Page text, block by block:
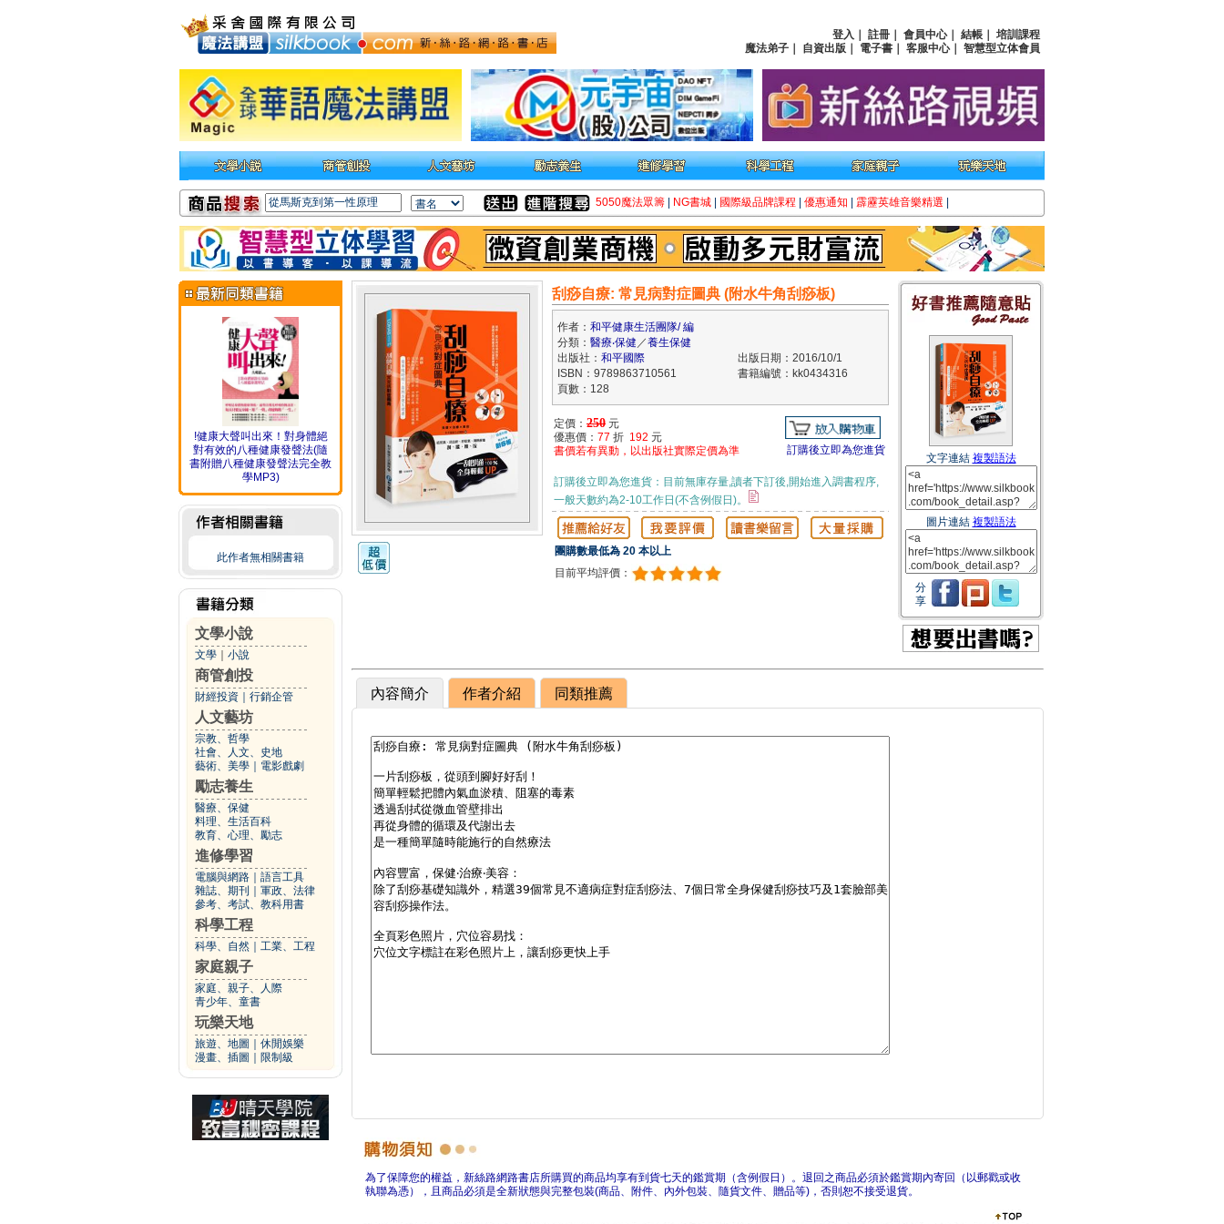
登入 註冊 會員中心｜ 結帳
培訓課程
魔法弟子
自資出版 電子書 客服中心｜ 智慧型立体會員
5050魔法眾籌 NG書城 國際級品牌課程 優惠通知 霹靂英雄音樂精選
!健康大聲叫出來！對身體絕
對有效的八種健康發聲法(隨
書附贈八種健康發聲法完全教
學MP3)
此作者無相關書籍
文學小說
文學 小說
商管創投
財經投資 行銷企管
人文藝坊
宗教、哲學
社會、人文、史地
藝術、美學
電影戲劇
勵志養生
醫療、保健
料理、生活百科
教育、心理、勵志
進修學習
電腦與網路
語言工具
雜誌、期刊
軍政、法律
參考、考試、教科用書
科學工程
科學、自然 工業、工程
家庭親子
家庭、親子、人際
青少年、童書
玩樂天地
旅遊、地圖
休閒娛樂
漫畫、插圖
限制級
刮痧自療: 常見病對症圖典 (附水牛角刮痧板)
作者： 和平健康生活團隊/ 編
分類： 醫療‧保健 ／養生保健
出版社： 和平國際
出版日期：2016/10/1
ISBN：9789863710561
書籍編號：kk0434316
頁數：128
定價： 250 元
優惠價： 77 折 192 元
書價若有異動，以出版社實際定價為準
訂購後立即為您進貨
訂購後立即為您進貨：目前無庫存量,讀者下訂後,開始進入調書程序,
一般天數約為2-10工作日(不含例假日)。
團購數最低為 20 本以上
目前平均評價：
文字連結 複製語法
圖片連結 複製語法
分
享
內容簡介 作者介紹 同類推薦
為了保障您的權益，新絲路網路書店所購買的商品均享有到貨七天的鑑賞期（含例假日）。退回之商品必須於鑑賞期內寄回（以郵戳或收
執聯為憑），且商品必須是全新狀態與完整包裝(商品、附件、內外包裝、隨貨文件、贈品等)，否則恕不接受退貨。